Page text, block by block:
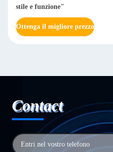
stile e funzione"
Ottenga il migliore prezzo
Contact